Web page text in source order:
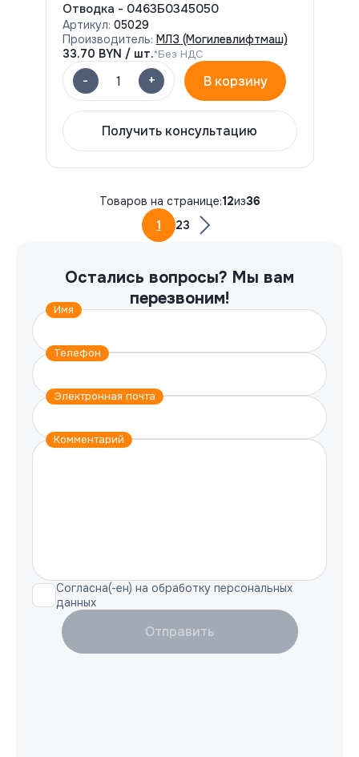
Отводка - 0463Б0345050
Артикул: 05029
Производитель: МЛЗ (Могилевлифтмаш)
33.70 BYN / шт.*Без НДС
- 1 + В корзину
Получить консультацию
Товаров на странице:12из36
1
23
Остались вопросы? Мы вам
перезвоним!
Имя
Телефон
Электронная почта
Комментарий
Согласна(-ен) на обработку персональных
данных
Отправить